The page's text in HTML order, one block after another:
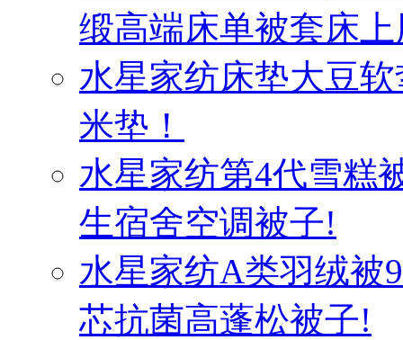
缎高端床单被套床
水星家纺床垫大豆
米垫！
水星家纺第4代雪糕
生宿舍空调被子!
水星家纺A类羽绒被
芯抗菌高蓬松被子!